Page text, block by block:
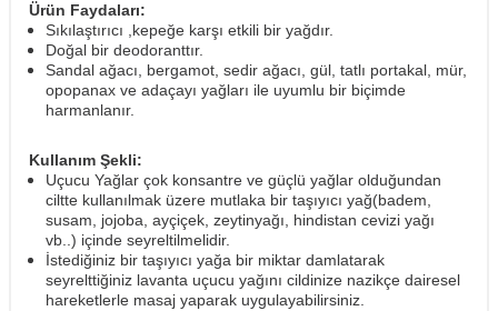
Ürün Faydaları:
Sıkılaştırıcı ,kepeğe karşı etkili bir yağdır.
Doğal bir deodoranttır.
Sandal ağacı, bergamot, sedir ağacı, gül, tatlı portakal, mür,
opopanax ve adaçayı yağları ile uyumlu bir biçimde
harmanlanır.
Kullanım Şekli:
Uçucu Yağlar çok konsantre ve güçlü yağlar olduğundan
ciltte kullanılmak üzere mutlaka bir taşıyıcı yağ(badem,
susam, jojoba, ayçiçek, zeytinyağı, hindistan cevizi yağı
vb..) içinde seyreltilmelidir.
İstediğiniz bir taşıyıcı yağa bir miktar damlatarak
seyrelttiğiniz lavanta uçucu yağını cildinize nazikçe dairesel
hareketlerle masaj yaparak uygulayabilirsiniz.